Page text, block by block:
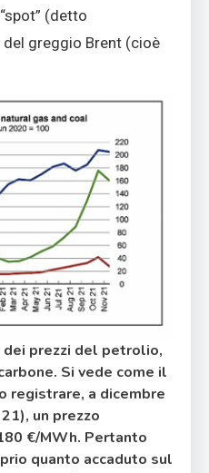
(detto
del greggio Brent (cioè
prezzi del petrolio,
Si vede come il
registrare, a dicembre
un prezzo
€/MWh. Pertanto
quanto accaduto sul